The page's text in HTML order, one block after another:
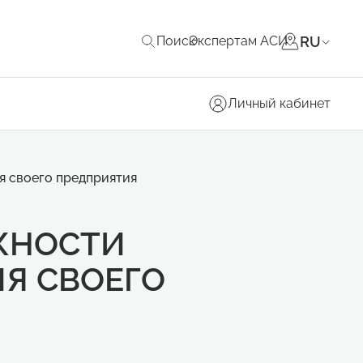
ПоискЭкспертам АСИ RU
Личный кабинет
своего предприятия
СВОЕГО